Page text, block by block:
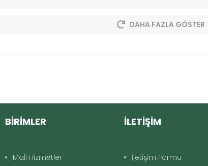
DAHA FAZLA GÖSTER
BİRİMLER
Mali Hizmetler
İLETİŞİM
İletişim Formu